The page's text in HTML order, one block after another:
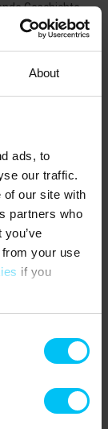
About
ads, to
our traffic.
of our site with
partners who
your use
if you
Geschichte
am
mehrere
Küste früher und
wert, und der
Wetter einen
Grenen
An der
der Freizeitpark
5,0